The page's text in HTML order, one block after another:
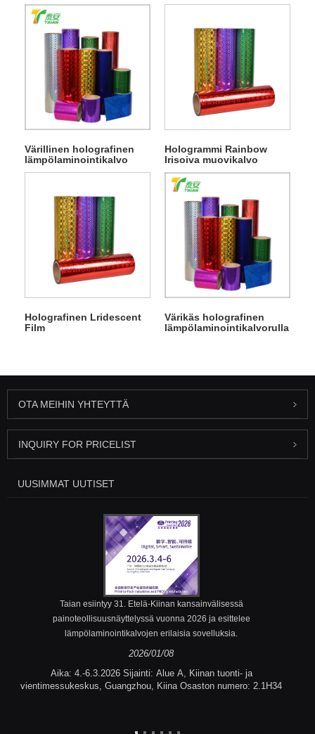
Värillinen holografinen
lämpölaminointikalvo
Hologrammi Rainbow
Irisoiva muovikalvo
Holografinen Lridescent
Film
Värikäs holografinen
lämpölaminointikalvorulla
OTA MEIHIN YHTEYTTÄ
INQUIRY FOR PRICELIST
UUSIMMAT UUTISET
Taian esiintyy 31. Etelä-Kiinan kansainvälisessä
painoteollisuusnäyttelyssä vuonna 2026 ja esittelee
lämpölaminointikalvojen erilaisia ​​sovelluksia.
2026/01/08
Aika: 4.-6.3.2026 Sijainti: Alue A, Kiinan tuonti- ja
vientimessukeskus, Guangzhou, Kiina Osaston numero: 2.1H34